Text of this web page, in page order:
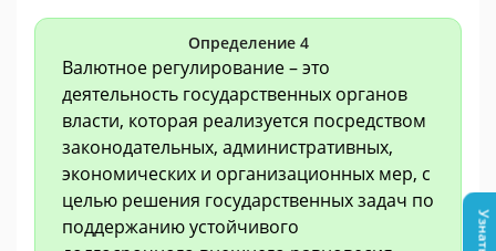
Определение 4
Валютное регулирование – это
деятельность государственных органов
власти, которая реализуется посредством
законодательных, административных,
экономических и организационных мер, с
целью решения государственных задач по
поддержанию устойчивого